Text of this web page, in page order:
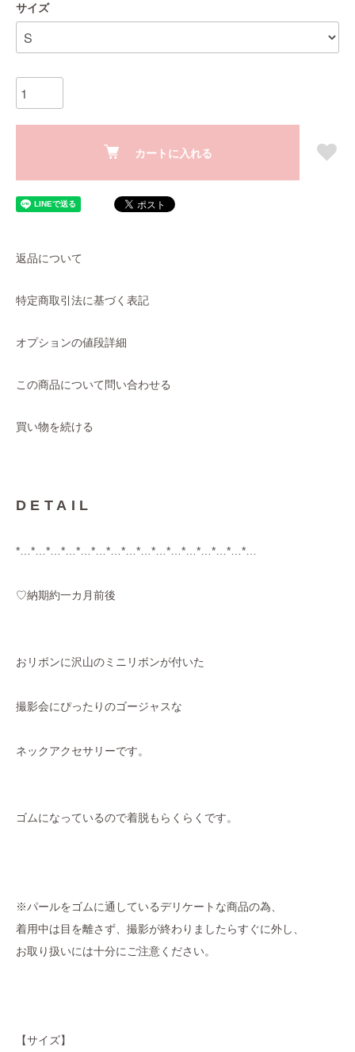
サイズ
カートに入れる
返品について
特定商取引法に基づく表記
オプションの値段詳細
この商品について問い合わせる
買い物を続ける
DETAIL
*…*…*…*…*…*…*…*…*…*…*…*…*…*…*…*…
♡納期約一カ月前後
おリボンに沢山のミニリボンが付いた
撮影会にぴったりのゴージャスな
ネックアクセサリーです。
ゴムになっているので着脱もらくらくです。
※パールをゴムに通しているデリケートな商品の為、
着用中は目を離さず、撮影が終わりましたらすぐに外し、
お取り扱いには十分にご注意ください。
【サイズ】